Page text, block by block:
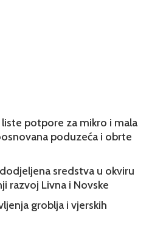
potpore za mikro i mala
poduzeća i obrte
sredstva u okviru
razvoj Livna i Novske
groblja i vjerskih